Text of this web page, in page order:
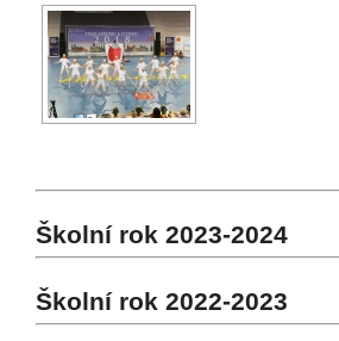
Školní rok 2023-2024
Školní rok 2022-2023